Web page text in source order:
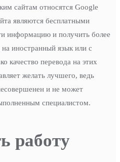
сайтам относятся Google
являются бесплатными
информацию и получить более
иностранный язык или с
качество перевода на этих
желать лучшего, ведь
и не может
специалистом.
работу